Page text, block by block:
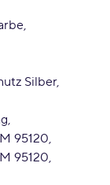
Silber
95120
95120